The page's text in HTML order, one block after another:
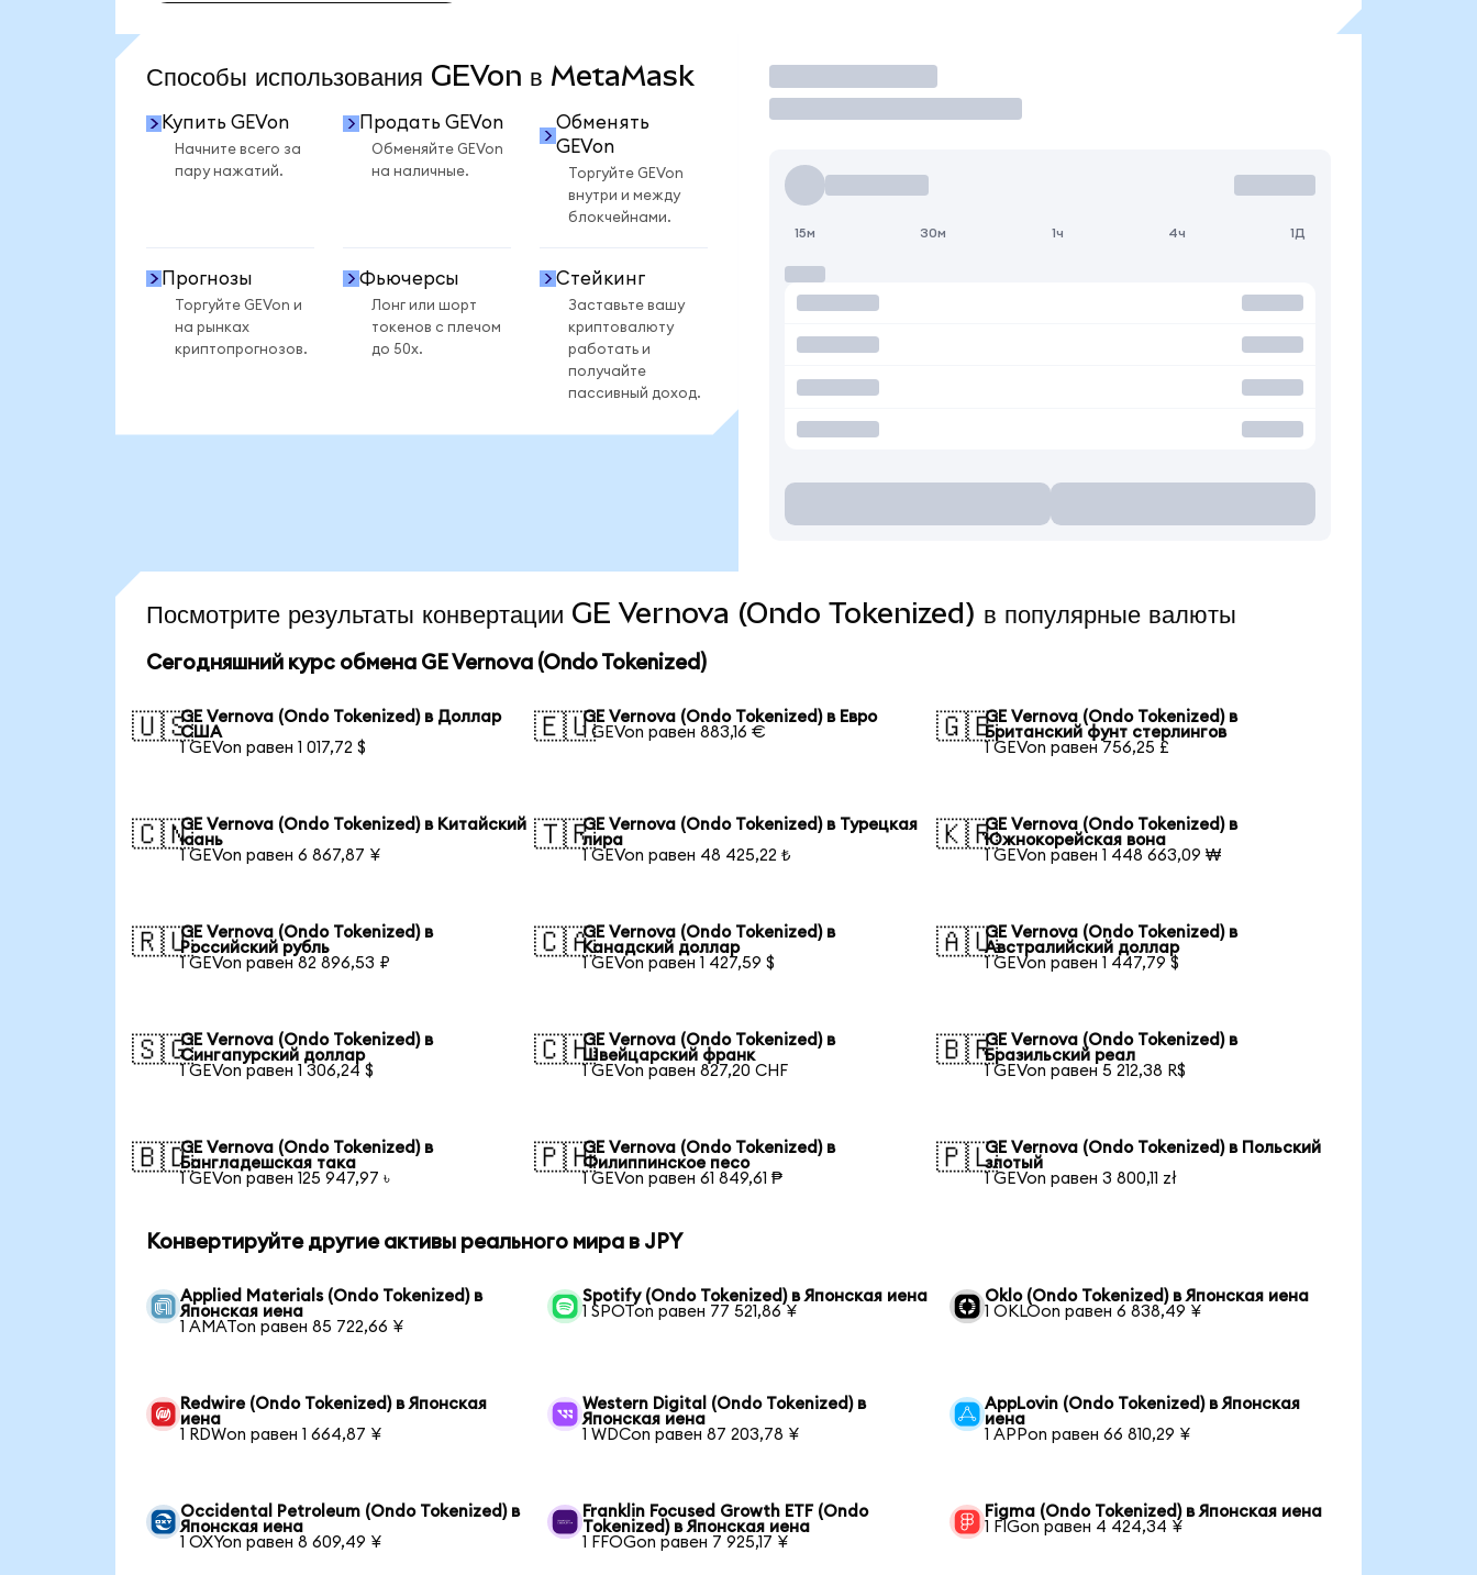
Способы использования GEVon в MetaMask
Купить GEVon
Начните всего за
пару нажатий.
Продать GEVon
Обменяйте GEVon
на наличные.
Обменять
GEVon
Торгуйте GEVon
внутри и между
блокчейнами.
Прогнозы
Торгуйте GEVon и
на рынках
криптопрогнозов.
Фьючерсы
Лонг или шорт
токенов с плечом
до 50x.
Стейкинг
Заставьте вашу
криптовалюту
работать и
получайте
пассивный доход.
Торговать
15м 30м 1ч 4ч 1Д
Посмотрите результаты конвертации GE Vernova (Ondo Tokenized) в популярные валюты
Сегодняшний курс обмена GE Vernova (Ondo Tokenized)
🇺🇸GE Vernova (Ondo Tokenized) в Доллар
США
1 GEVon равен 1 017,72 $
🇪🇺GE Vernova (Ondo Tokenized) в Евро
1 GEVon равен 883,16 €
🇬🇧GE Vernova (Ondo Tokenized) в
Британский фунт стерлингов
1 GEVon равен 756,25 £
🇨🇳GE Vernova (Ondo Tokenized) в Китайский
юань
1 GEVon равен 6 867,87 ¥
🇹🇷GE Vernova (Ondo Tokenized) в Турецкая
лира
1 GEVon равен 48 425,22 ₺
🇰🇷GE Vernova (Ondo Tokenized) в
Южнокорейская вона
1 GEVon равен 1 448 663,09 ₩
🇷🇺GE Vernova (Ondo Tokenized) в
Российский рубль
1 GEVon равен 82 896,53 ₽
🇨🇦GE Vernova (Ondo Tokenized) в
Канадский доллар
1 GEVon равен 1 427,59 $
🇦🇺GE Vernova (Ondo Tokenized) в
Австралийский доллар
1 GEVon равен 1 447,79 $
🇸🇬GE Vernova (Ondo Tokenized) в
Сингапурский доллар
1 GEVon равен 1 306,24 $
🇨🇭GE Vernova (Ondo Tokenized) в
Швейцарский франк
1 GEVon равен 827,20 CHF
🇧🇷GE Vernova (Ondo Tokenized) в
Бразильский реал
1 GEVon равен 5 212,38 R$
🇧🇩GE Vernova (Ondo Tokenized) в
Бангладешская така
1 GEVon равен 125 947,97 ৳
🇵🇭GE Vernova (Ondo Tokenized) в
Филиппинское песо
1 GEVon равен 61 849,61 ₱
🇵🇱GE Vernova (Ondo Tokenized) в Польский
злотый
1 GEVon равен 3 800,11 zł
Конвертируйте другие активы реального мира в JPY
Applied Materials (Ondo Tokenized) в
Японская иена
1 AMATon равен 85 722,66 ¥
Spotify (Ondo Tokenized) в Японская иена
1 SPOTon равен 77 521,86 ¥
Oklo (Ondo Tokenized) в Японская иена
1 OKLOon равен 6 838,49 ¥
Redwire (Ondo Tokenized) в Японская
иена
1 RDWon равен 1 664,87 ¥
Western Digital (Ondo Tokenized) в
Японская иена
1 WDCon равен 87 203,78 ¥
AppLovin (Ondo Tokenized) в Японская
иена
1 APPon равен 66 810,29 ¥
Occidental Petroleum (Ondo Tokenized) в
Японская иена
1 OXYon равен 8 609,49 ¥
Franklin Focused Growth ETF (Ondo
Tokenized) в Японская иена
1 FFOGon равен 7 925,17 ¥
Figma (Ondo Tokenized) в Японская иена
1 FIGon равен 4 424,34 ¥